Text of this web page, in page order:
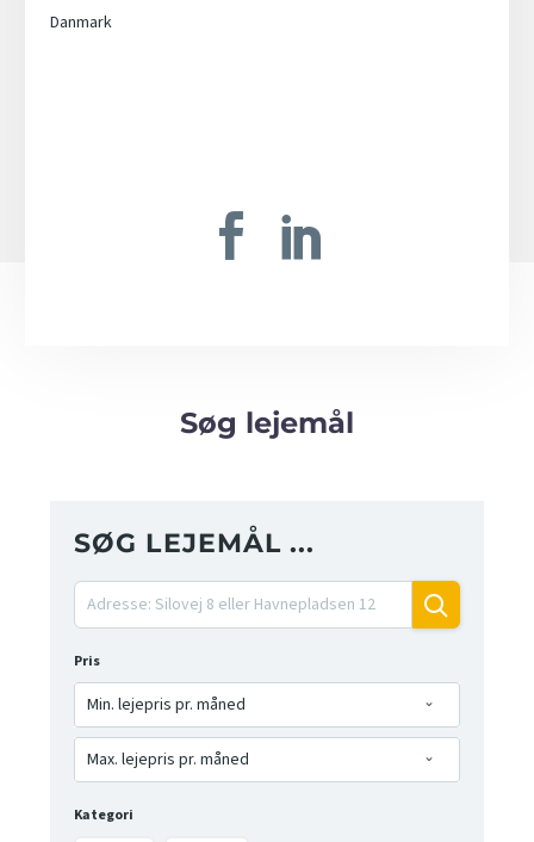
Danmark
Søg lejemål
SØG LEJEMÅL ...
Pris
Min. lejepris pr. måned
Max. lejepris pr. måned
Kategori